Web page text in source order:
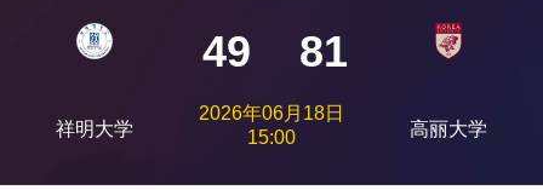
祥明大学
49 81
2026年06月18日
15:00
高丽大学